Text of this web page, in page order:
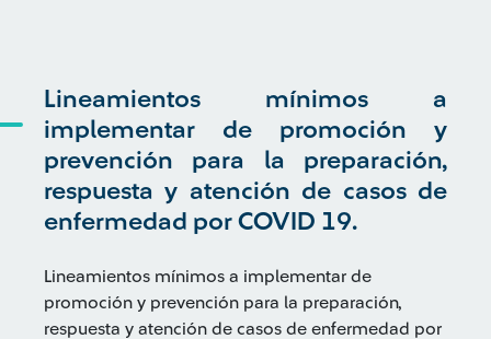
Lineamientos mínimos a
implementar de promoción y
prevención para la preparación,
respuesta y atención de casos de
enfermedad por COVID 19.
Lineamientos mínimos a implementar de
promoción y prevención para la preparación,
respuesta y atención de casos de enfermedad por